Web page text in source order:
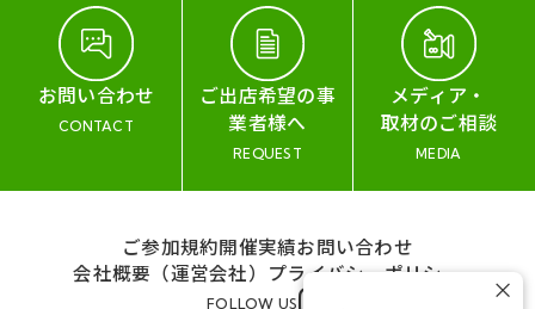
お問い合わせ
CONTACT
ご出店希望の事
業者様へ
REQUEST
メディア・
取材のご相談
MEDIA
ご参加規約開催実績お問い合わせ
会社概要（運営会社） プライバシーポリシー
FOLLOW US ×